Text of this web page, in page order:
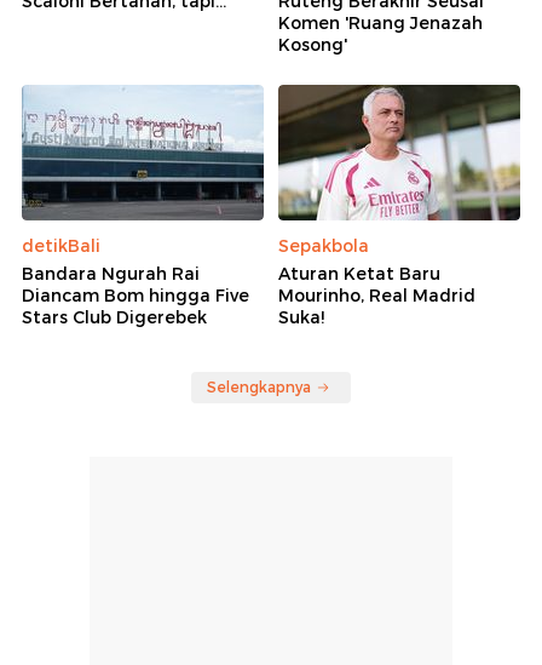
Komen 'Ruang Jenazah
Kosong'
detikBali
Bandara Ngurah Rai
Diancam Bom hingga Five
Stars Club Digerebek
Sepakbola
Aturan Ketat Baru
Mourinho, Real Madrid
Suka!
Selengkapnya